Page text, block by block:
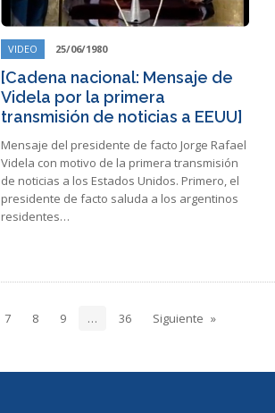
VIDEO 25/06/1980
[Cadena nacional: Mensaje de
Videla por la primera
transmisión de noticias a EEUU]
Mensaje del presidente de facto Jorge Rafael
Videla con motivo de la primera transmisión
de noticias a los Estados Unidos. Primero, el
presidente de facto saluda a los argentinos
residentes…
7 8 9 … 36 Siguiente